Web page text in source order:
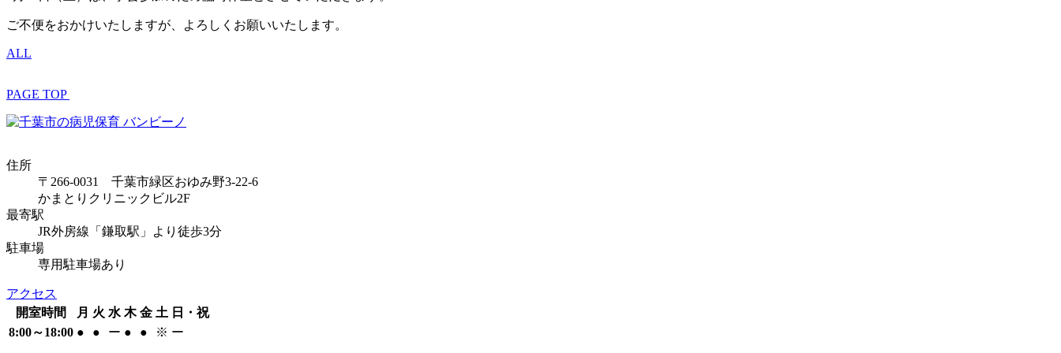
ご不便をおかけいたしますが、よろしくお願いいたします。
ALL
PAGE TOP
住所
〒266-0031 千葉市緑区おゆみ野3-22-6
かまとりクリニックビル2F
最寄駅
JR外房線「鎌取駅」より徒歩3分
駐車場
専用駐車場あり
アクセス
開室時間
月 火 水 木 金 土 日・祝
8:00～18:00 ● ● ー ● ● ※ ー